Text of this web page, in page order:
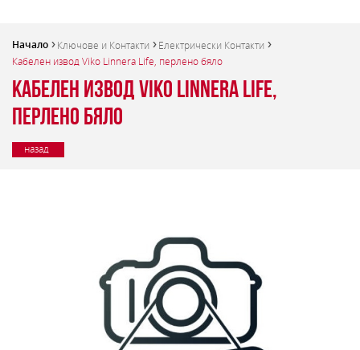
Начало Ключове и Контакти
Електрически Контакти
Кабелен извод Viko Linnera Life, перлено бяло
Кабелен извод Viko Linnera Life,
перлено бяло
назад